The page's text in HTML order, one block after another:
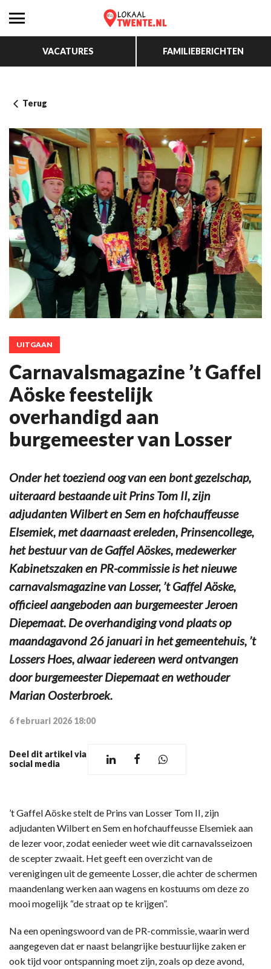
VACATURES FAMILIEBERICHTEN
Terug
UITGAAN
Carnavalsmagazine ’t Gaffel
Aöske feestelijk
overhandigd aan
burgemeester van Losser
Onder het toeziend oog van een bont gezelschap,
uiteraard bestaande uit Prins Tom II, zijn
adjudanten Wilbert en Sem en hofchauffeusse
Elsemiek, met daarnaast ereleden, Prinsencollege,
het bestuur van de Gaffel Aöskes, medewerker
Kabinetszaken en PR-commissie is het nieuwe
carnavalsmagazine van Losser, ’t Gaffel Aöske,
officieel aangeboden aan burgemeester Jeroen
Diepemaat. De overhandiging vond plaats op
maandagavond 26 januari in het gemeentehuis, ’t
Lossers Hoes, alwaar iedereen werd ontvangen
door burgemeester Diepemaat en wethouder
Marian Oosterbroek.
6 februari 2026 18:00
Deel dit artikel via
social media
’t Gaffel Aöske stelt de Prins van Losser Tom II, zijn
adjudanten Wilbert en Sem en hofchauffeusse Elsemiek aan
de lezer voor, zodat eenieder weet wie dit carnavalsseizoen
de scepter zwaait. Het geeft een overzicht van de
verenigingen uit de gemeente Losser, die achter de schermen
maandenlang werken aan wagens en kostuums om deze zo
mooi mogelijk “de straat op te krijgen”.
Na een openingswoord van de PR-commissie, waarin werd
aangegeven dat er naast belangrijke bestuurlijke zaken er
ook tijd voor ontspanning moet zijn, zoals op deze avond,